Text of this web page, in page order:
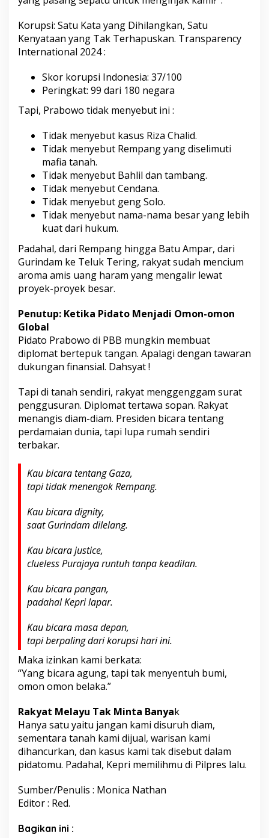
Korupsi: Satu Kata yang Dihilangkan, Satu
Kenyataan yang Tak Terhapuskan. Transparency
International 2024 :
Skor korupsi Indonesia: 37/100
Peringkat: 99 dari 180 negara
Tapi, Prabowo tidak menyebut ini :
Tidak menyebut kasus Riza Chalid.
Tidak menyebut Rempang yang diselimuti
mafia tanah.
Tidak menyebut Bahlil dan tambang.
Tidak menyebut Cendana.
Tidak menyebut geng Solo.
Tidak menyebut nama-nama besar yang lebih
kuat dari hukum.
Padahal, dari Rempang hingga Batu Ampar, dari
Gurindam ke Teluk Tering, rakyat sudah mencium
aroma amis uang haram yang mengalir lewat
proyek-proyek besar.
Penutup: Ketika Pidato Menjadi Omon-omon
Global
Pidato Prabowo di PBB mungkin membuat
diplomat bertepuk tangan. Apalagi dengan tawaran
dukungan finansial. Dahsyat !
Tapi di tanah sendiri, rakyat menggenggam surat
penggusuran. Diplomat tertawa sopan. Rakyat
menangis diam-diam. Presiden bicara tentang
perdamaian dunia, tapi lupa rumah sendiri
terbakar.
Kau bicara tentang Gaza,
tapi tidak menengok Rempang.
Kau bicara dignity,
saat Gurindam dilelang.
Kau bicara justice,
clueless Purajaya runtuh tanpa keadilan.
Kau bicara pangan,
padahal Kepri lapar.
Kau bicara masa depan,
tapi berpaling dari korupsi hari ini.
Maka izinkan kami berkata:
“Yang bicara agung, tapi tak menyentuh bumi,
omon omon belaka.”
Rakyat Melayu Tak Minta Banyak
Hanya satu yaitu jangan kami disuruh diam,
sementara tanah kami dijual, warisan kami
dihancurkan, dan kasus kami tak disebut dalam
pidatomu. Padahal, Kepri memilihmu di Pilpres lalu.
Sumber/Penulis : Monica Nathan
Editor : Red.
Bagikan ini :